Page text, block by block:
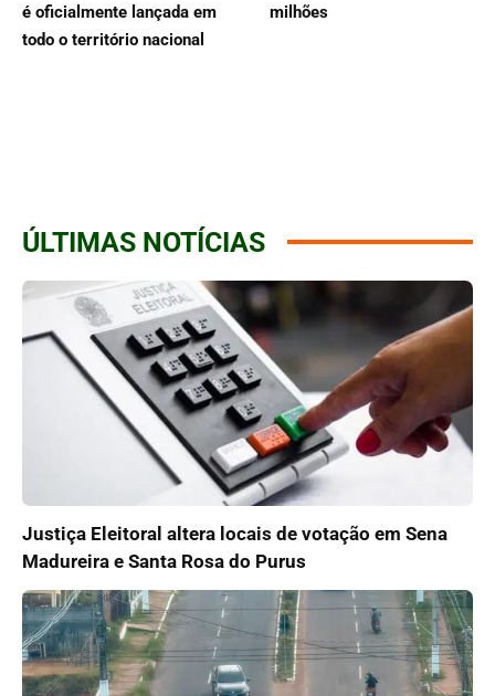
é oficialmente lançada em
todo o território nacional
milhões
ÚLTIMAS NOTÍCIAS
Justiça Eleitoral altera locais de votação em Sena
Madureira e Santa Rosa do Purus